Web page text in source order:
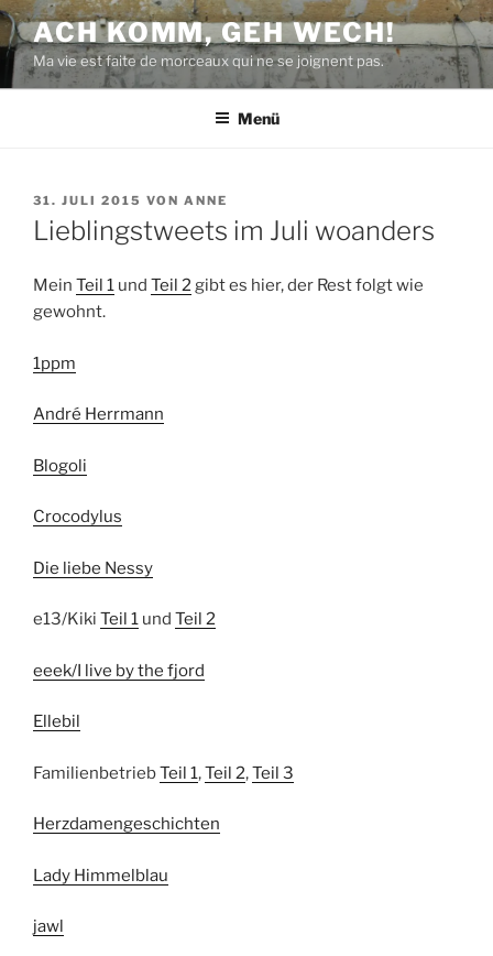
Zum
Inhalt
springen
ACH KOMM, GEH WECH!
Ma vie est faite de morceaux qui ne se joignent pas.
Menü
VERÖFFENTLICHT
AM
31. JULI 2015 VON ANNE
Lieblingstweets im Juli woanders
Mein Teil 1 und Teil 2gibt es hier, der Rest folgt wie
gewohnt.
1ppm
André Herrmann
Blogoli
Crocodylus
Die liebe Nessy
e13/Kiki Teil 1 und Teil 2
eeek/I live by the fjord
Ellebil
FamilienbetriebTeil 1,Teil 2,Teil 3
Herzdamengeschichten
Lady Himmelblau
jawl